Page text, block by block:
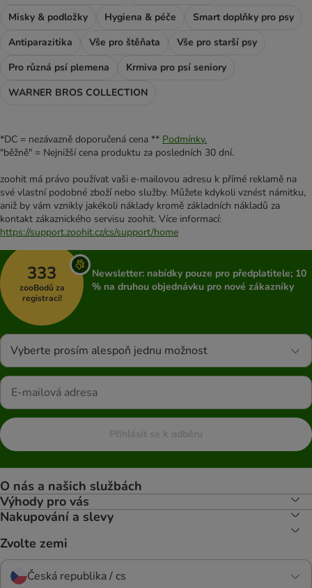
Misky & podložky
Hygiena & péče
Smart doplňky pro psy
Antiparazitika
Vše pro štěňata
Vše pro starší psy
Pro různá psí plemena
Krmiva pro psí seniory
WARNER BROS COLLECTION
*DC = nezávazně doporučená cena ** Podmínky.
"běžně" = Nejnižší cena produktu za posledních 30 dní.
zoohit má právo používat vaši e-mailovou adresu k přímé reklamě na
své vlastní podobné zboží nebo služby. Můžete kdykoli vznést námitku,
aniž by vám vznikly jakékoli náklady kromě základních nákladů za
kontakt zákaznického servisu zoohit. Více informací:
https://support.zoohit.cz/cs/support/home
333
zooBodů za
registraci!
Newsletter: nabídky pouze pro předplatitele; 10
% na druhou objednávku pro nové zákazníky
Vyberte prosím alespoň jednu možnost
Přihlásit se k odběru
O nás a našich službách
Výhody pro vás
Nakupování a slevy
Zvolte zemi
Česká republika / cs